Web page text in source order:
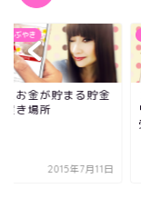
つぶやき
とお金が貯まる貯金
置き場所
2015年7月11日